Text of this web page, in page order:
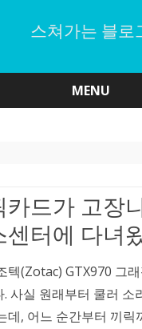
스쳐가는 블로
MENU
카드가 고장
센터에 다녀
텍(Zotac) GTX970 그
. 사실 원래부터 쿨러 소
데, 어느 순간부터 끼릭